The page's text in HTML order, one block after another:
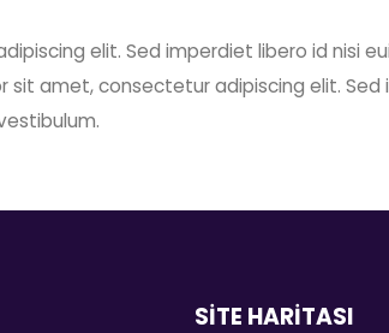
elit. Sed imperdiet libero id nisi
sit amet, consectetur adipiscing elit.
SİTE HARİTASI